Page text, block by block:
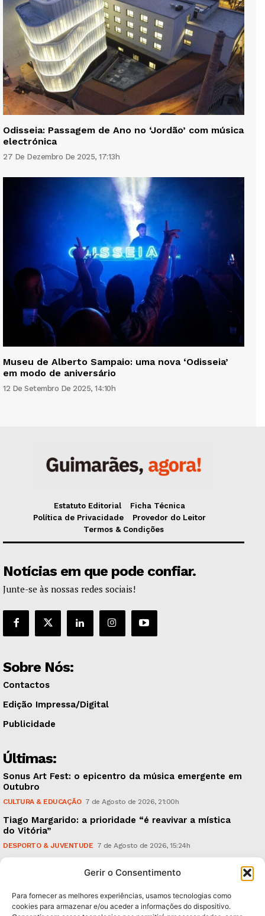
Gerir o Consentimento
Para fornecer as melhores experiências, usamos tecnologias como
cookies para armazenar e/ou aceder a informações do dispositivo.
Odisseia: Passagem de Ano no ‘Jordão’ com música
electrónica
27 De Dezembro De 2025, 17:13h
Museu de Alberto Sampaio: uma nova ‘Odisseia’
em modo de aniversário
12 De Setembro De 2025, 14:10h
Estatuto Editorial
Ficha Técnica
Política de Privacidade
Provedor do Leitor
Termos & Condições
Notícias em que pode confiar.
Junte-se às nossas redes sociais!
Sobre Nós:
Contactos
Edição Impressa/Digital
Publicidade
Últimas:
Sonus Art Fest: o epicentro da música emergente em
Outubro
CULTURA & EDUCAÇÃO 7 de Agosto de 2026, 21:00h
Tiago Margarido: a prioridade “é reavivar a mística
do Vitória”
DESPORTO & JUVENTUDE 7 de Agosto de 2026, 15:24h
caudais e antecipa situações de risco